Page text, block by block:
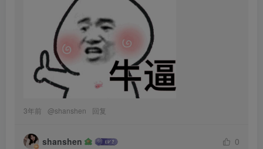
3年前 @shanshen 回复
shanshen 0